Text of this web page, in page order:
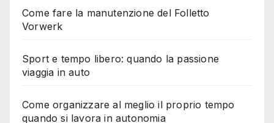
Come fare la manutenzione del Folletto
Vorwerk
Sport e tempo libero: quando la passione
viaggia in auto
Come organizzare al meglio il proprio tempo
quando si lavora in autonomia